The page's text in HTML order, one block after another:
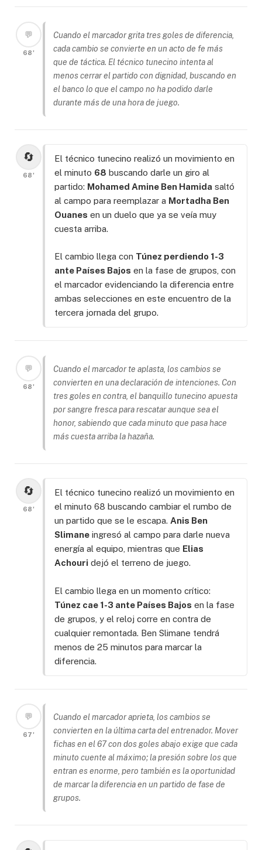
💬
68'
Cuando el marcador grita tres goles de diferencia,
cada cambio se convierte en un acto de fe más
que de táctica. El técnico tunecino intenta al
menos cerrar el partido con dignidad, buscando en
el banco lo que el campo no ha podido darle
durante más de una hora de juego.
🔄
68'
El técnico tunecino realizó un movimiento en
el minuto 68 buscando darle un giro al
partido: Mohamed Amine Ben Hamida saltó
al campo para reemplazar a Mortadha Ben
Ouanes en un duelo que ya se veía muy
cuesta arriba.
El cambio llega con Túnez perdiendo 1-3
ante Países Bajos en la fase de grupos, con
el marcador evidenciando la diferencia entre
ambas selecciones en este encuentro de la
tercera jornada del grupo.
💬
68'
Cuando el marcador te aplasta, los cambios se
convierten en una declaración de intenciones. Con
tres goles en contra, el banquillo tunecino apuesta
por sangre fresca para rescatar aunque sea el
honor, sabiendo que cada minuto que pasa hace
más cuesta arriba la hazaña.
🔄
68'
El técnico tunecino realizó un movimiento en
el minuto 68 buscando cambiar el rumbo de
un partido que se le escapa. Anis Ben
Slimane ingresó al campo para darle nueva
energía al equipo, mientras que Elias
Achouri dejó el terreno de juego.
El cambio llega en un momento crítico:
Túnez cae 1-3 ante Países Bajos en la fase
de grupos, y el reloj corre en contra de
cualquier remontada. Ben Slimane tendrá
menos de 25 minutos para marcar la
diferencia.
💬
67'
Cuando el marcador aprieta, los cambios se
convierten en la última carta del entrenador. Mover
fichas en el 67 con dos goles abajo exige que cada
minuto cuente al máximo; la presión sobre los que
entran es enorme, pero también es la oportunidad
de marcar la diferencia en un partido de fase de
grupos.